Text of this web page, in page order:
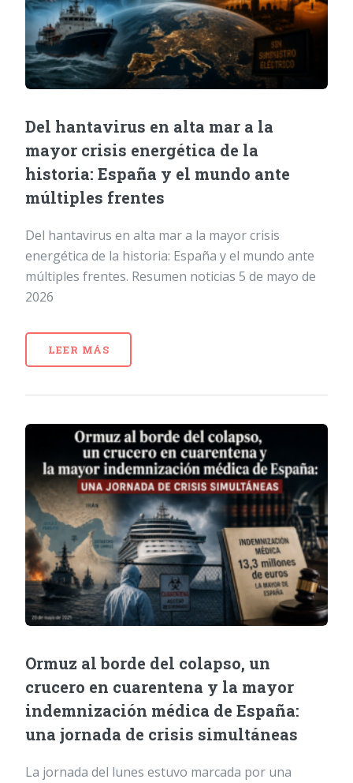
Del hantavirus en alta mar a la
mayor crisis energética de la
historia: España y el mundo ante
múltiples frentes
Del hantavirus en alta mar a la mayor crisis
energética de la historia: España y el mundo ante
múltiples frentes. Resumen noticias 5 de mayo de
2026
LEER MÁS
Ormuz al borde del colapso, un
crucero en cuarentena y la mayor
indemnización médica de España:
una jornada de crisis simultáneas
La jornada del lunes estuvo marcada por una